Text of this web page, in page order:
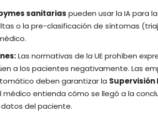
sanitarias pueden usar la IA para
o la pre-clasificación de síntomas
Las normativas de la UE prohíben
a los pacientes negativamente. Las
deben garantizar la Supervisión
médico entienda cómo se llegó a la
del paciente.